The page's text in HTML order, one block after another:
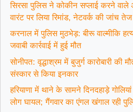
सिरसा पुलिस ने कोकीन सप्लाई करने वाले
वारंट पर लिया रिमांड, नेटवर्क की जांच तेज
करनाल में पुलिस मुठभेड़: बीरू वाल्मीकि
जवाबी कार्रवाई में हुई मौत
सोनीपत: वृद्धाश्रम में बुजुर्ग कारोबारी की
संस्कार से किया इनकार
हरियाणा में थाने के सामने दिनदहाड़े
लोग घायल; गैंगवार का एंगल खंगाल रही